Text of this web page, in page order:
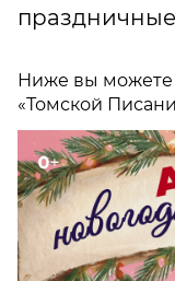
Ниже вы можете
«Томской